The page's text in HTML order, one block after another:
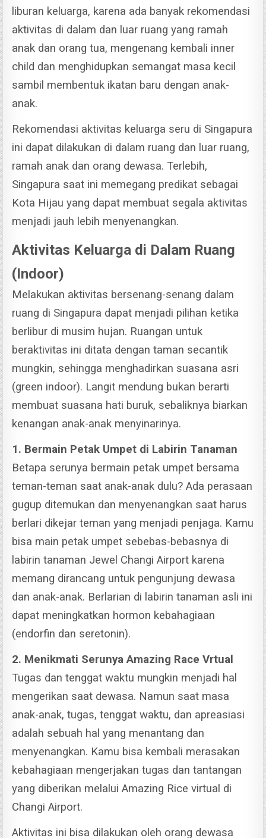
liburan keluarga, karena ada banyak rekomendasi
aktivitas di dalam dan luar ruang yang ramah
anak dan orang tua, mengenang kembali inner
child dan menghidupkan semangat masa kecil
sambil membentuk ikatan baru dengan anak-
anak.
Rekomendasi aktivitas keluarga seru di Singapura
ini dapat dilakukan di dalam ruang dan luar ruang,
ramah anak dan orang dewasa. Terlebih,
Singapura saat ini memegang predikat sebagai
Kota Hijau yang dapat membuat segala aktivitas
menjadi jauh lebih menyenangkan.
Aktivitas Keluarga di Dalam Ruang
(Indoor)
Melakukan aktivitas bersenang-senang dalam
ruang di Singapura dapat menjadi pilihan ketika
berlibur di musim hujan. Ruangan untuk
beraktivitas ini ditata dengan taman secantik
mungkin, sehingga menghadirkan suasana asri
(green indoor). Langit mendung bukan berarti
membuat suasana hati buruk, sebaliknya biarkan
kenangan anak-anak menyinarinya.
1. Bermain Petak Umpet di Labirin Tanaman
Betapa serunya bermain petak umpet bersama
teman-teman saat anak-anak dulu? Ada perasaan
gugup ditemukan dan menyenangkan saat harus
berlari dikejar teman yang menjadi penjaga. Kamu
bisa main petak umpet sebebas-bebasnya di
labirin tanaman Jewel Changi Airport karena
memang dirancang untuk pengunjung dewasa
dan anak-anak. Berlarian di labirin tanaman asli ini
dapat meningkatkan hormon kebahagiaan
(endorfin dan seretonin).
2. Menikmati Serunya Amazing Race Vrtual
Tugas dan tenggat waktu mungkin menjadi hal
mengerikan saat dewasa. Namun saat masa
anak-anak, tugas, tenggat waktu, dan apreasiasi
adalah sebuah hal yang menantang dan
menyenangkan. Kamu bisa kembali merasakan
kebahagiaan mengerjakan tugas dan tantangan
yang diberikan melalui Amazing Rice virtual di
Changi Airport.
Aktivitas ini bisa dilakukan oleh orang dewasa